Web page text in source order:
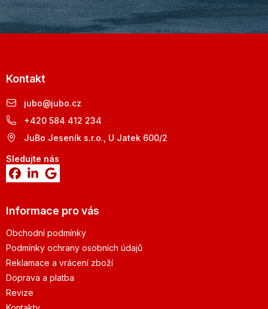
Kontakt
jubo@jubo.cz
+420 584 412 234
JuBo Jeseník s.r.o., U Jatek 600/2
Sledujte nás
Informace pro vás
Obchodní podmínky
Podmínky ochrany osobních údajů
Reklamace a vrácení zboží
Doprava a platba
Revize